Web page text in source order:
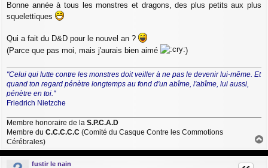
s
s
e
Bonne année à tous les monstres et dragons, des plus petits aux plus
squelettiques
Qui a fait du D&D pour le nouvel an ?
(Parce que pas moi, mais j'aurais bien aimé
)
"Celui qui lutte contre les monstres doit veiller à ne pas le devenir lui-même. Et
quand ton regard pénètre longtemps au fond d'un abîme, l'abîme, lui aussi,
pénètre en toi."
Friedrich Nietzche
Membre honoraire de la S.P.C.A.D
Membre du C.C.C.C.C (Comité du Casque Contre les Commotions
Cérébrales)
a
u
fustir le nain